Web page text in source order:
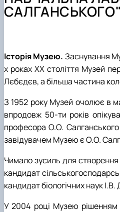
Склад кафедри
Виробничі практики
Публікації
Підручники, навчальні
Партнери
САЛГАНСЬКОГО"
Історія Музею. Заснування
х роках ХХ століття Музей
Лєбєдєв, а більша частина
З 1952 року Музей очолює в
впродовж 50-ти років
професора О.О.
завідувачем Музею є О.О.
Чимало зусиль для
кандидат
кандидат біологічних наук
У 2004 році Музею рішенням